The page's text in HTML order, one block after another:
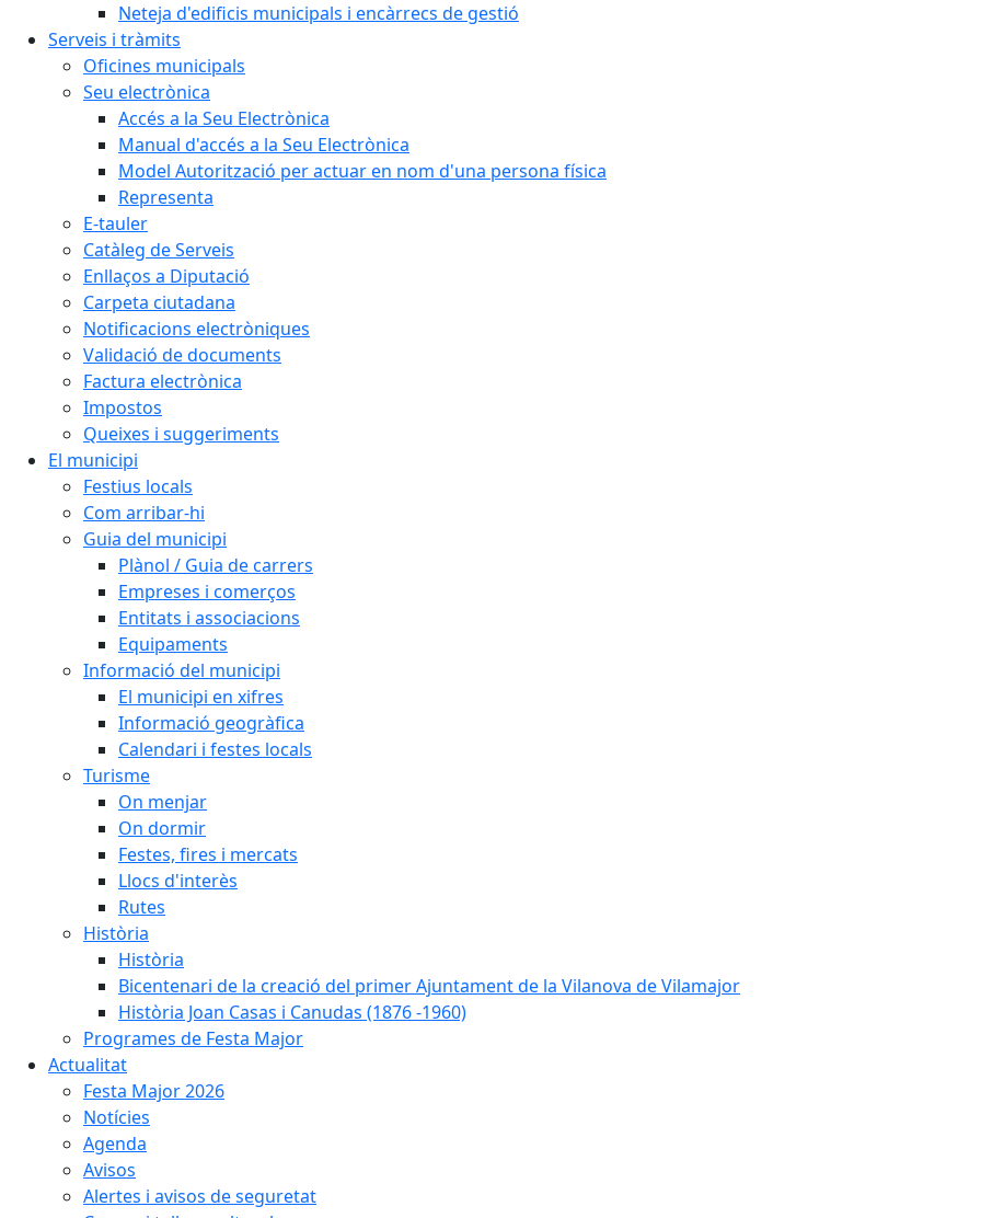
Neteja d'edificis municipals i encàrrecs de gestió
Serveis i tràmits
Oficines municipals
Seu electrònica
Accés a la Seu Electrònica
Manual d'accés a la Seu Electrònica
Model Autorització per actuar en nom d'una persona física
Representa
E-tauler
Catàleg de Serveis
Enllaços a Diputació
Carpeta ciutadana
Notificacions electròniques
Validació de documents
Factura electrònica
Impostos
Queixes i suggeriments
El municipi
Festius locals
Com arribar-hi
Guia del municipi
Plànol / Guia de carrers
Empreses i comerços
Entitats i associacions
Equipaments
Informació del municipi
El municipi en xifres
Informació geogràfica
Calendari i festes locals
Turisme
On menjar
On dormir
Festes, fires i mercats
Llocs d'interès
Rutes
Història
Història
Bicentenari de la creació del primer Ajuntament de la Vilanova de Vilamajor
Història Joan Casas i Canudas (1876 -1960)
Programes de Festa Major
Actualitat
Festa Major 2026
Notícies
Agenda
Avisos
Alertes i avisos de seguretat